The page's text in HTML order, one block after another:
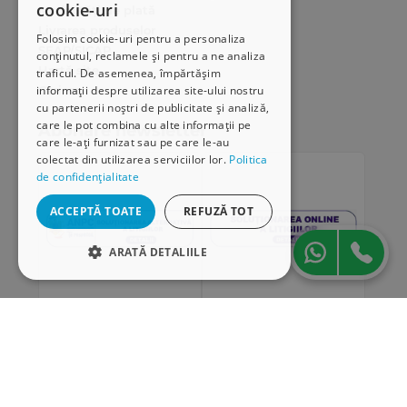
cookie-uri
Folosim cookie-uri pentru a personaliza
conținutul, reclamele și pentru a ne analiza
traficul. De asemenea, împărtășim
informații despre utilizarea site-ului nostru
cu partenerii noștri de publicitate și analiză,
care le pot combina cu alte informații pe
care le-ați furnizat sau pe care le-au
colectat din utilizarea serviciilor lor. Politica
de confidențialitate
ACCEPTĂ TOATE REFUZĂ TOT
ARATĂ DETALIILE
Modalități de plată
SEAP/SICAP
Hartă site
Cariere
Abonare newsletter